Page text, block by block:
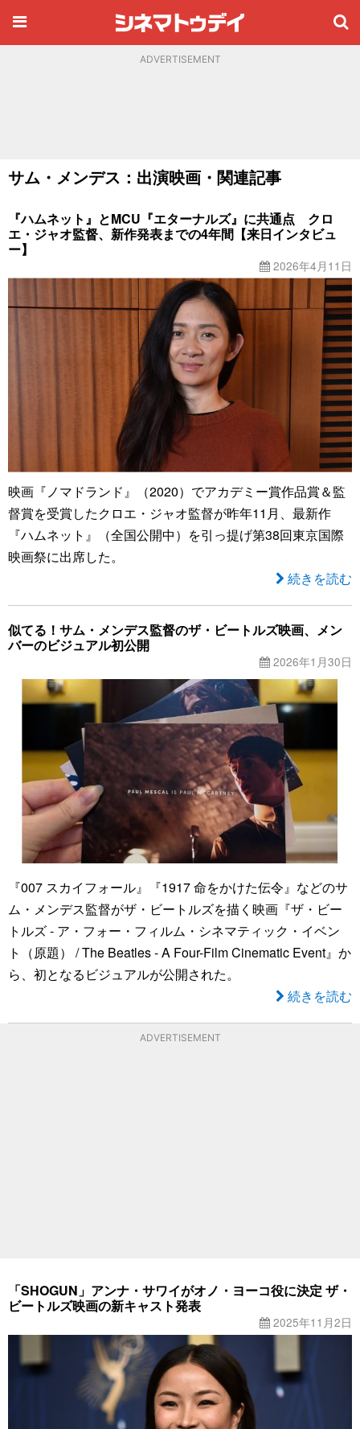
ADVERTISEMENT
サム・メンデス：出演映画・関連記事
『ハムネット』とMCU『エターナルズ』に共通点 クロ
エ・ジャオ監督、新作発表までの4年間【来日インタビュ
ー】
2026年4月11日
映画『ノマドランド』（2020）でアカデミー賞作品賞＆監
督賞を受賞したクロエ・ジャオ監督が昨年11月、最新作
『ハムネット』（全国公開中）を引っ提げ第38回東京国際
映画祭に出席した。
続きを読む
似てる！サム・メンデス監督のザ・ビートルズ映画、メン
バーのビジュアル初公開
2026年1月30日
『007 スカイフォール』『1917 命をかけた伝令』などのサ
ム・メンデス監督がザ・ビートルズを描く映画『ザ・ビー
トルズ - ア・フォー・フィルム・シネマティック・イベン
ト（原題） / The Beatles - A Four-Film Cinematic Event』か
ら、初となるビジュアルが公開された。
続きを読む
ADVERTISEMENT
「SHOGUN」アンナ・サワイがオノ・ヨーコ役に決定 ザ・
ビートルズ映画の新キャスト発表
2025年11月2日